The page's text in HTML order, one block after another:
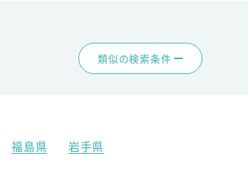
類似の検索条件
福島県 岩手県